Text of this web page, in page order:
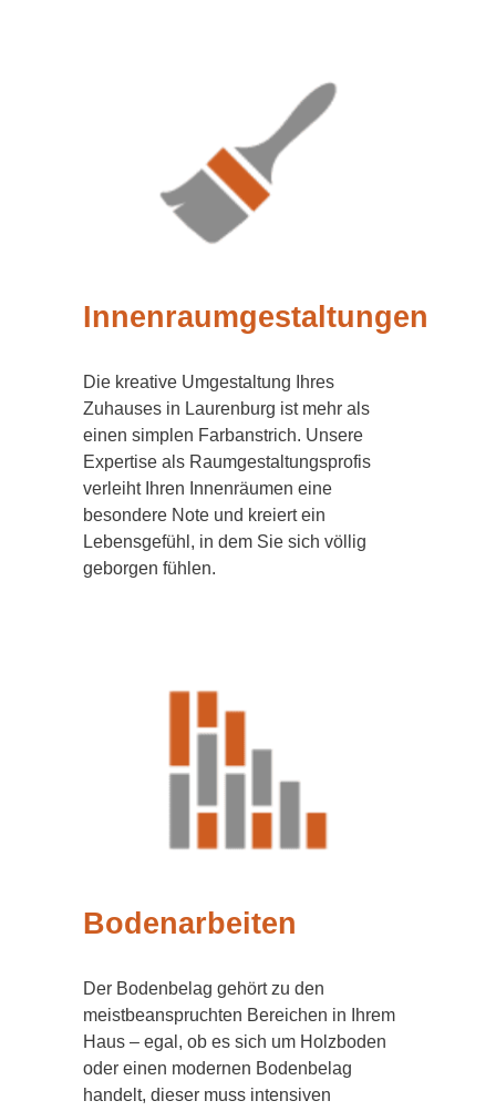
Innenraumgestaltungen
Die kreative Umgestaltung Ihres
Zuhauses in Laurenburg ist mehr als
einen simplen Farbanstrich. Unsere
Expertise als Raumgestaltungsprofis
verleiht Ihren Innenräumen eine
besondere Note und kreiert ein
Lebensgefühl, in dem Sie sich völlig
geborgen fühlen.
Bodenarbeiten
Der Bodenbelag gehört zu den
meistbeanspruchten Bereichen in Ihrem
Haus – egal, ob es sich um Holzboden
oder einen modernen Bodenbelag
handelt, dieser muss intensiven